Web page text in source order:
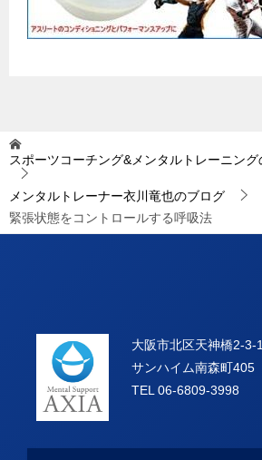
スポーツコーチング&メンタルトレーニング
メンタルトレーナー衣川竜也のブログ
緊張状態をコントロールする呼吸法
大阪市北区天神橋2-3-
サンハイム南森町405
TEL 06-6809-3998